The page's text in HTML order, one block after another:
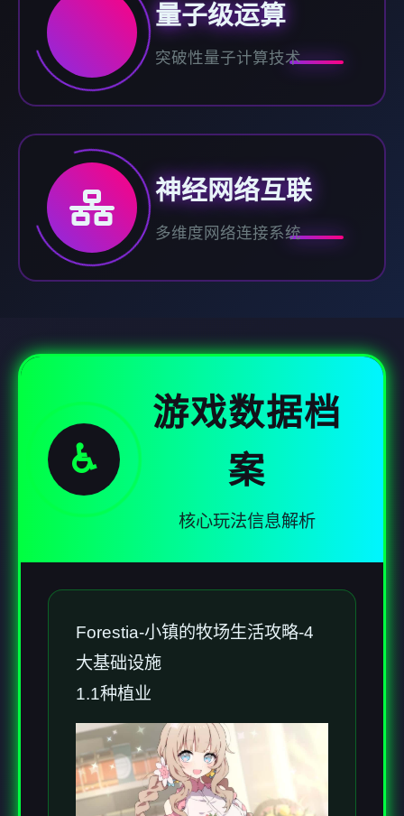
量子级运算
突破性量子计算技术
神经网络互联
多维度网络连接系统
♿
游戏数据档
案
核心玩法信息解析
Forestia-小镇的牧场生活攻略-4
大基础设施
1.1种植业